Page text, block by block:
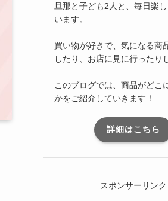
旦那と子ども2人と、毎日楽
います。
買い物が好きで、気になる商
したり、お店に見に行ったり
このブログでは、商品がどこ
かをご紹介していきます！
詳細はこちら
スポンサーリンク